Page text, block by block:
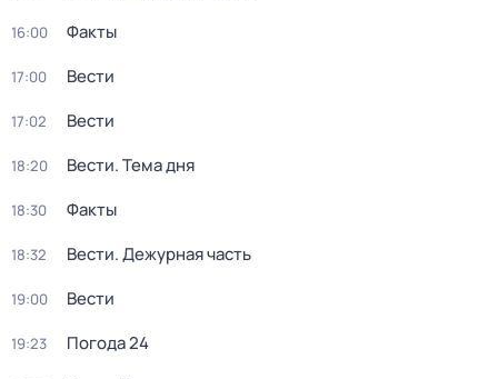
16:00 Факты
17:00 Вести
17:02 Вести
18:20 Вести. Тема дня
18:30 Факты
18:32 Вести. Дежурная часть
19:00 Вести
19:23 Погода 24